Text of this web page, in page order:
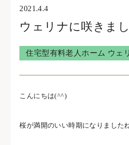
住宅型有料老人ホー
0761-47-
0761-46-
2021.4.4
ウェリナに咲きま
住宅型有料老人ホーム ウェ
こんにちは(^^)
桜が満開のいい時期になりました